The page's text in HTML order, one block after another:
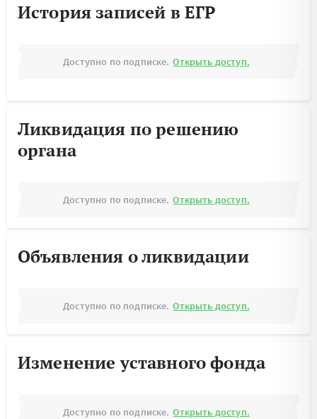
История записей в ЕГР
Доступно по подписке. Открыть доступ.
Ликвидация по решению
органа
Доступно по подписке. Открыть доступ.
Объявления о ликвидации
Доступно по подписке. Открыть доступ.
Изменение уставного фонда
Доступно по подписке. Открыть доступ.